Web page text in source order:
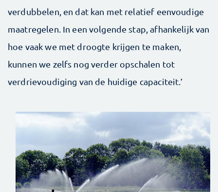
verdubbelen, en dat kan met relatief eenvoudige
maatregelen. In een volgende stap, afhankelijk van
hoe vaak we met droogte krijgen te maken,
kunnen we zelfs nog verder opschalen tot
verdrievoudiging van de huidige capaciteit.’